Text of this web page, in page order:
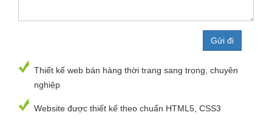
Thiết kế web bán hàng thời trang sang trọng, chuyên
nghiệp
Website được thiết kế theo chuẩn HTML5, CSS3